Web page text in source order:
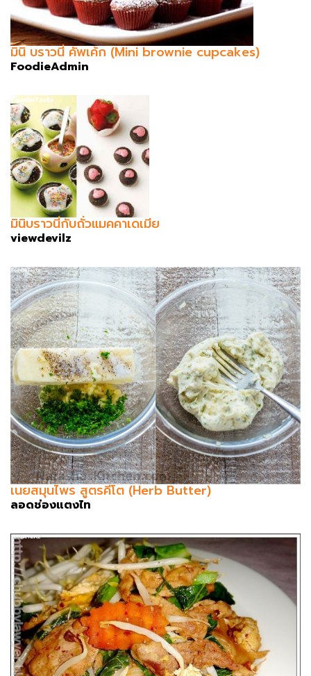
มินิ บราวนี่ คัพเค้ก (Mini brownie cupcakes)
FoodieAdmin
มินิบราวนี่กับถั่วแมคคาเดเมีย
viewdevilz
เนยสมุนไพร สูตรคีโต (Herb Butter)
ลอดช่องแตงไท